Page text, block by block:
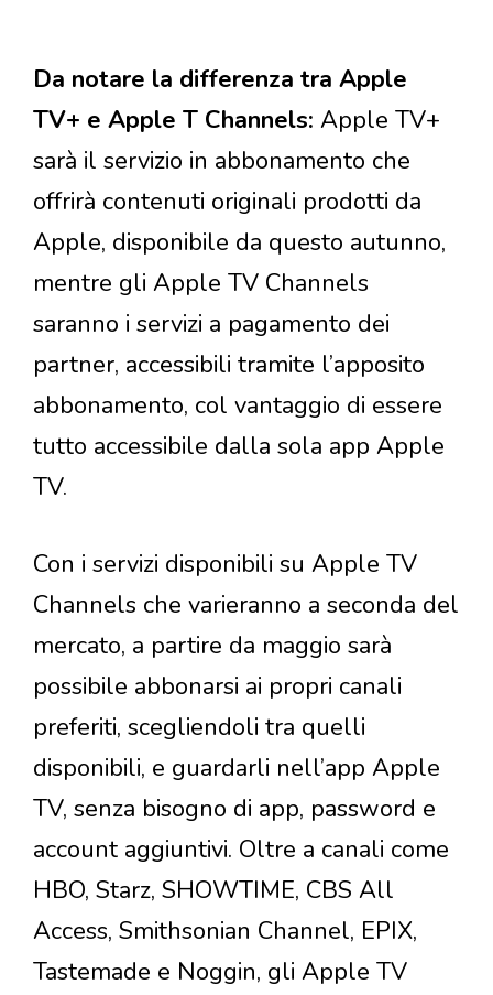
Da notare la differenza tra Apple
TV+ e Apple T Channels: Apple TV+
sarà il servizio in abbonamento che
offrirà contenuti originali prodotti da
Apple, disponibile da questo autunno,
mentre gli Apple TV Channels
saranno i servizi a pagamento dei
partner, accessibili tramite l’apposito
abbonamento, col vantaggio di essere
tutto accessibile dalla sola app Apple
TV.
Con i servizi disponibili su Apple TV
Channels che varieranno a seconda del
mercato, a partire da maggio sarà
possibile abbonarsi ai propri canali
preferiti, scegliendoli tra quelli
disponibili, e guardarli nell’app Apple
TV, senza bisogno di app, password e
account aggiuntivi. Oltre a canali come
HBO, Starz, SHOWTIME, CBS All
Access, Smithsonian Channel, EPIX,
Tastemade e Noggin, gli Apple TV